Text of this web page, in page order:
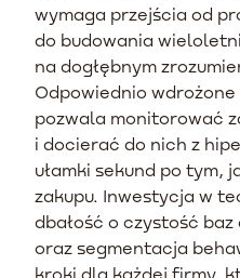
wymaga przejścia od
do budowania
na dogłębnym
Odpowiednio
pozwala monitorować
i docierać do nich z
ułamki sekund po tym,
zakupu. Inwestycja w
dbałość o czystość baz
oraz segmentacja
kroki dla każdej firmy,